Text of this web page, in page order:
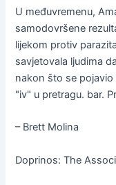
U međuvremenu,
samodovršene
lijekom protiv
savjetovala ljudima
nakon što se
"iv" u pretragu. bar.
– Brett Molina
Doprinos: The